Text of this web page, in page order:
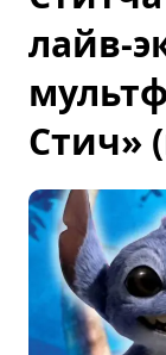
лайв-
Стич»